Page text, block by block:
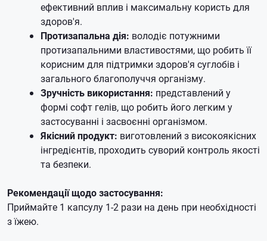
ефективний вплив і максимальну користь для
здоров'я.
Протизапальна дія: володіє потужними
протизапальними властивостями, що робить її
корисним для підтримки здоров'я суглобів і
загального благополуччя організму.
Зручність використання: представлений у
формі софт гелів, що робить його легким у
застосуванні і засвоєнні організмом.
Якісний продукт: виготовлений з високоякісних
інгредієнтів, проходить суворий контроль якості
та безпеки.
Рекомендації щодо застосування:
Приймайте 1 капсулу 1-2 рази на день при необхідності
з їжею.